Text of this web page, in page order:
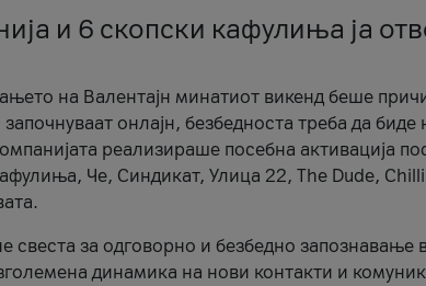
и 6 скопски кафулиња ја
на Валентајн минатиот викенд беше
онлајн, безбедноста треба да биде
реализираше посебна активација
Че, Синдикат, Улица 22, The Dude,
свеста за одговорно и безбедно запознавање
динамика на нови контакти и